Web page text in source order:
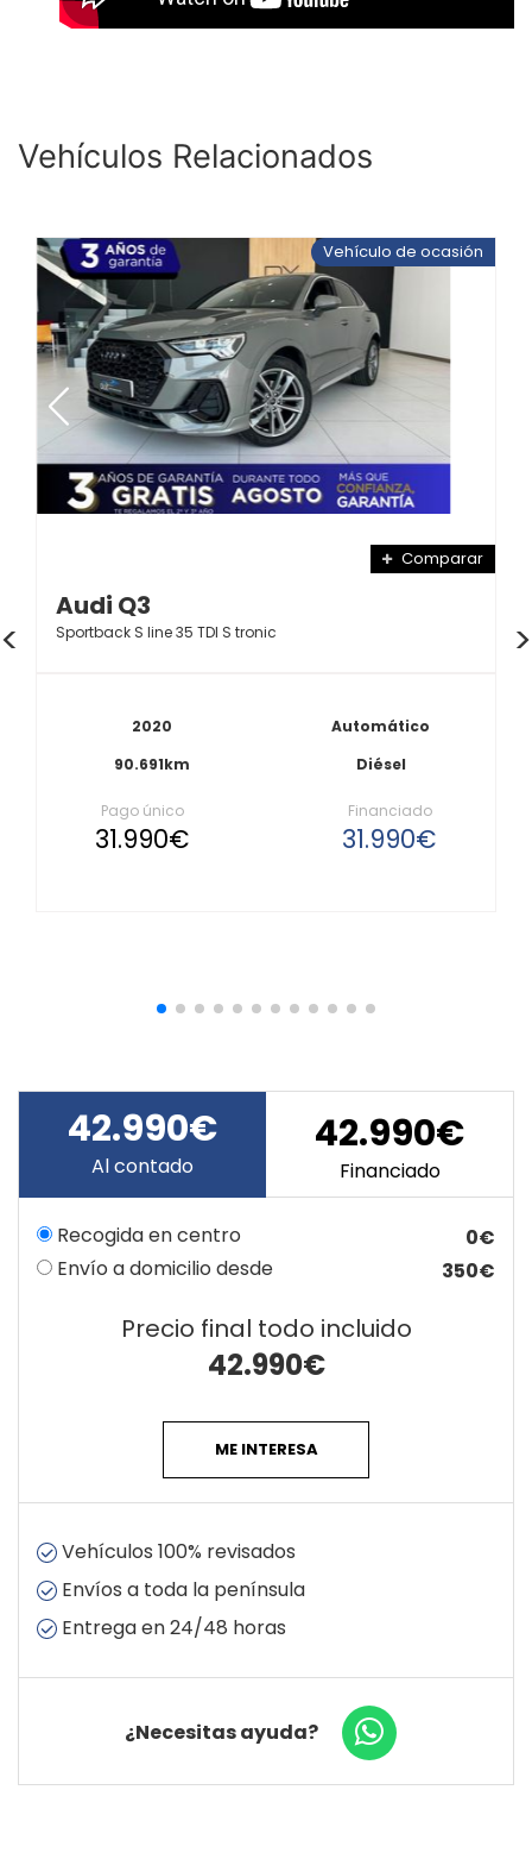
Vehículos Relacionados
Vehículo de ocasión
Comparar
Audi Q3
Sportback S line 35 TDI S tronic
2020
90.691km
Automático
Diésel
Pago único
31.990€
Financiado
31.990€
42.990€
Al contado
42.990€
Financiado
Recogida en centro
0€
Envío a domicilio desde
350€
Precio final todo incluido
42.990€
ME INTERESA
Vehículos 100% revisados
Envíos a toda la península
Entrega en 24/48 horas
¿Necesitas ayuda?